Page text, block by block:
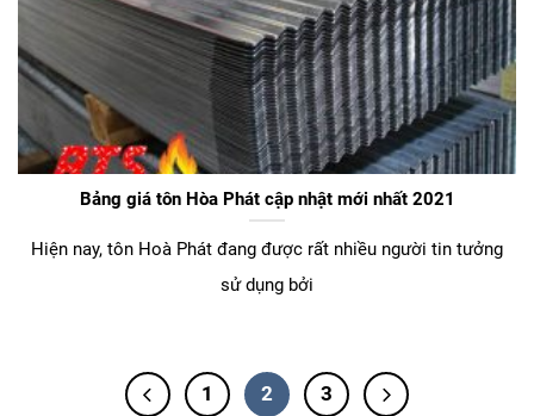
Bảng giá tôn Hòa Phát cập nhật mới nhất 2021
Hiện nay, tôn Hoà Phát đang được rất nhiều người tin tưởng
sử dụng bởi
1 2 3